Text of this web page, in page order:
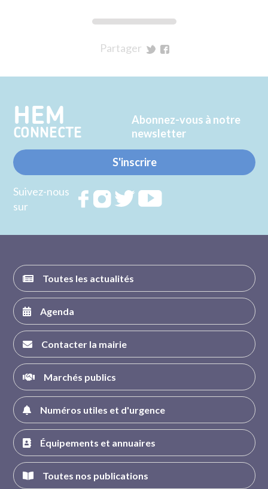
Partager
Twitter
Facebook
HEM
CONNECTE
Abonnez-vous à notre
newsletter
S'inscrire
Suivez-nous
sur
RejoignezRejoignezRejoignez
Toutes les actualités
Agenda
Contacter la mairie
Marchés publics
Numéros utiles et d'urgence
Équipements et annuaires
Toutes nos publications